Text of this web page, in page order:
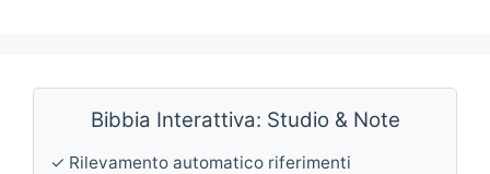
Bibbia Interattiva: Studio & Note
✓ Rilevamento automatico riferimenti